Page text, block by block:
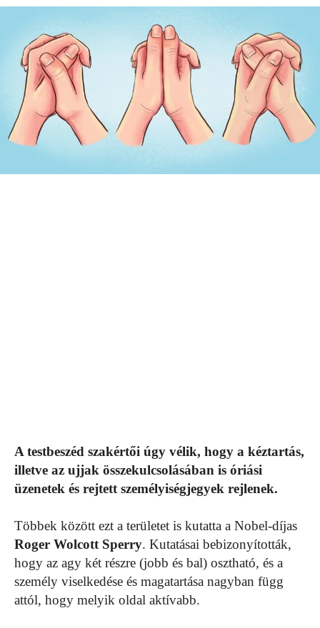
A testbeszéd szakértői úgy vélik, hogy a kéztartás,
illetve az ujjak összekulcsolásában is óriási
üzenetek és rejtett személyiségjegyek rejlenek.
Többek között ezt a területet is kutatta a Nobel-díjas
Roger Wolcott Sperry. Kutatásai bebizonyították,
hogy az agy két részre (jobb és bal) osztható, és a
személy viselkedése és magatartása nagyban függ
attól, hogy melyik oldal aktívabb.